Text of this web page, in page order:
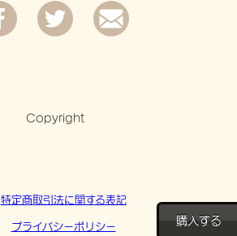
購入する
Copyright
特定商取引法に関する表記
プライバシーポリシー